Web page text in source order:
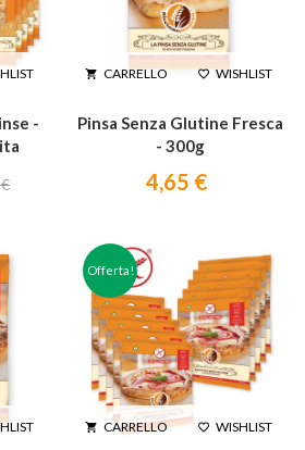
-
 CARRELLO  WISHLIST
Pinsa Senza Glutine Fresca
- 300g
4,65 €
Offerta!
 CARRELLO  WISHLIST